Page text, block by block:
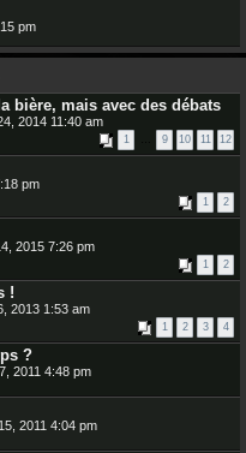
pm
bière, mais avec des débats
2014 11:40 am
1 9 10 11 12
pm
1 2
2015 7:26 pm
1 2
!
2013 1:53 am
1 2 3 4
?
2011 4:48 pm
2011 4:04 pm